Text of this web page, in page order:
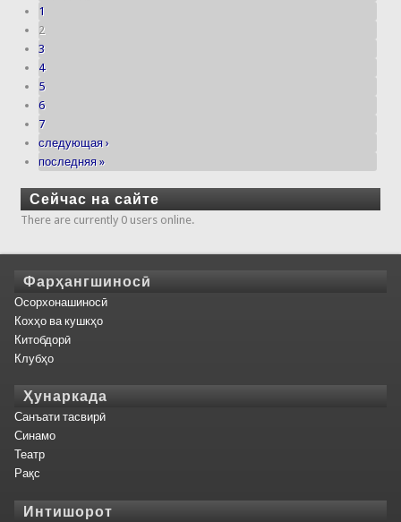
1
2
3
4
5
6
7
следующая ›
последняя »
Сейчас на сайте
There are currently 0 users online.
Фарҳангшиносӣ
Осорхонашиносӣ
Кохҳо ва кушкҳо
Китобдорӣ
Клубҳо
Ҳунаркада
Санъати тасвирӣ
Синамо
Театр
Рақс
Интишорот